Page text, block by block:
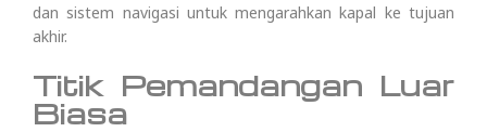
dan sistem navigasi untuk mengarahkan kapal ke tujuan
akhir.
Titik Pemandangan Luar
Biasa